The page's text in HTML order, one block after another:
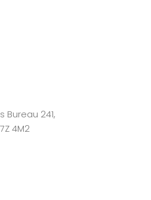
Bureau 241,
4M2